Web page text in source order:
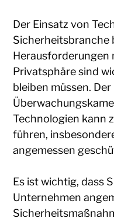
Der Einsatz von
Sicherheitsbranche
Herausforderungen
Privatsphäre sind
bleiben müssen.
Technologien kann
führen,
angemessen
Es ist wichtig, dass
Unternehmen